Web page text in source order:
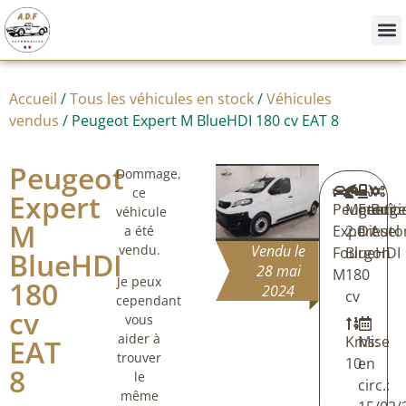
Accueil /Tous les véhicules en stock/Véhicules
vendus / Peugeot Expert M BlueHDI 180 cv EAT 8
Peugeot
Expert
M
BlueHDI
180
cv
EAT
8
Dommage,
ce
véhicule
a été
vendu.
Je peux
cependant
vous
aider à
trouver
le
même
Vendu le
28 mai
2024
Peugeot
Expert
Fourgon
M
Moteur:
2.0
BlueHDI
180
cv
Diesel
Kms:
10
Mise
en
circ.: